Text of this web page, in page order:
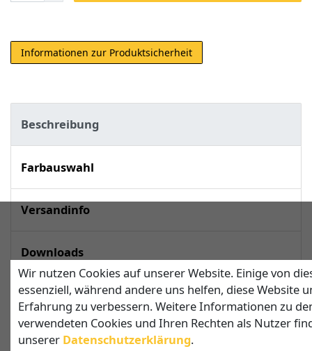
Informationen zur Produktsicherheit
Beschreibung
Farbauswahl
Versandinfo
Downloads
techn. Daten
Wir nutzen Cookies auf unserer Website. Einige von
essenziell, während andere uns helfen, diese Website
Erfahrung zu verbessern. Weitere Informationen zu
verwendeten Cookies und Ihren Rechten als Nutzer
unserer Daten­schutz­erklärung.